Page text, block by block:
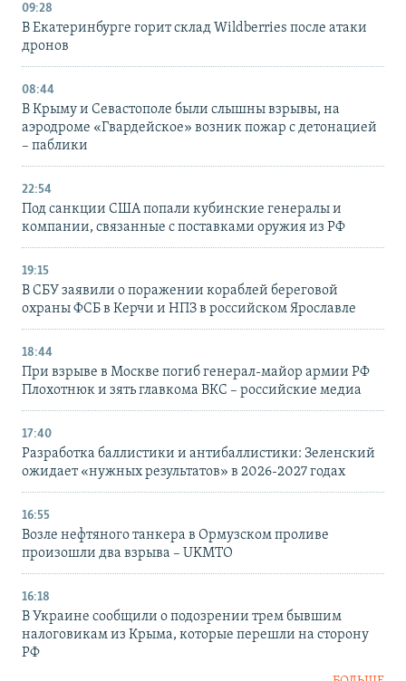
09:28
В Екатеринбурге горит склад Wildberries после атаки
дронов
08:44
В Крыму и Севастополе были слышны взрывы, на
аэродроме «Гвардейское» возник пожар с детонацией
– паблики
22:54
Под санкции США попали кубинские генералы и
компании, связанные с поставками оружия из РФ
19:15
В СБУ заявили о поражении кораблей береговой
охраны ФСБ в Керчи и НПЗ в российском Ярославле
18:44
При взрыве в Москве погиб генерал-майор армии РФ
Плохотнюк и зять главкома ВКС – российские медиа
17:40
Разработка баллистики и антибаллистики: Зеленский
ожидает «нужных результатов» в 2026-2027 годах
16:55
Возле нефтяного танкера в Ормузском проливе
произошли два взрыва – UKMTO
16:18
В Украине сообщили о подозрении трем бывшим
налоговикам из Крыма, которые перешли на сторону
РФ